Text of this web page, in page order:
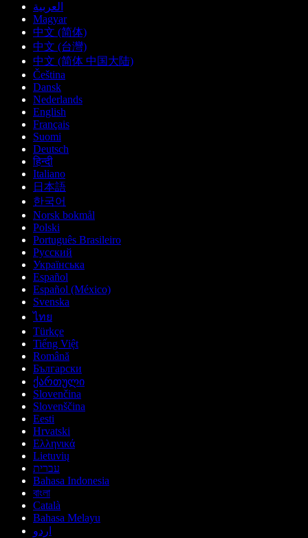
العربية
Magyar
中文 (简体)
中文 (台灣)
中文 (简体 中国大陆)
Čeština
Dansk
Nederlands
English
Français
Suomi
Deutsch
हिन्दी
Italiano
日本語
한국어
Norsk bokmål
Polski
Português Brasileiro
Русский
Українська
Español
Español (México)
Svenska
ไทย
Türkçe
Tiếng Việt
Română
Български
ქართული
Slovenčina
Slovenščina
Eesti
Hrvatski
Ελληνικά
Lietuvių
עברית
Bahasa Indonesia
বাংলা
Català
Bahasa Melayu
اردو